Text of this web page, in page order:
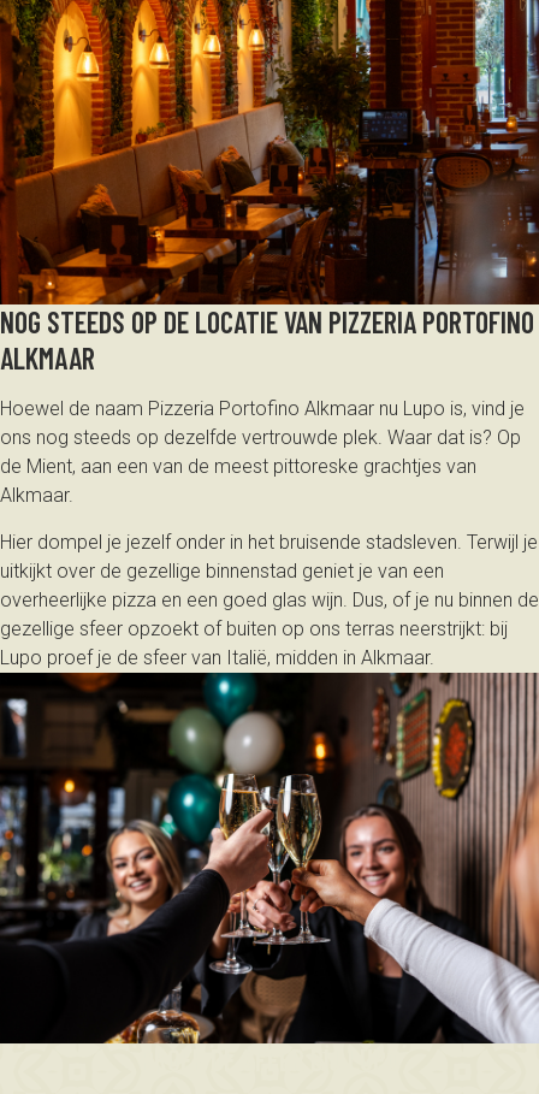
NOG STEEDS OP DE LOCATIE VAN PIZZERIA PORTOFINO
ALKMAAR
Hoewel de naam Pizzeria Portofino Alkmaar nu Lupo is, vind je
ons nog steeds op dezelfde vertrouwde plek. Waar dat is? Op
de Mient, aan een van de meest pittoreske grachtjes van
Alkmaar.
Hier dompel je jezelf onder in het bruisende stadsleven. Terwijl je
uitkijkt over de gezellige binnenstad geniet je van een
overheerlijke pizza en een goed glas wijn. Dus, of je nu binnen de
gezellige sfeer opzoekt of buiten op ons terras neerstrijkt: bij
Lupo proef je de sfeer van Italië, midden in Alkmaar.